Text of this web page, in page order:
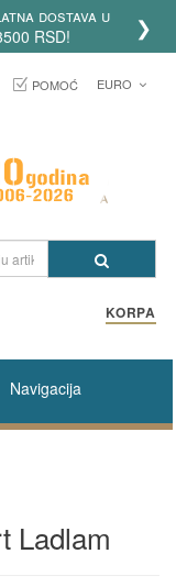
dostava u
RSD!
❯
POMOĆ EURO
KORPA
Navigacija
Ladlam